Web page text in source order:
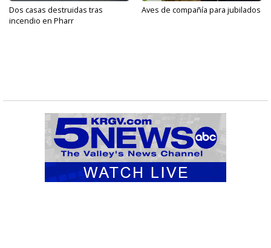
Dos casas destruidas tras
incendio en Pharr
Aves de compañía para jubilados